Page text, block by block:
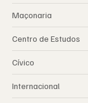
Maçonaria
Centro de Estudos
Cívico
Internacional